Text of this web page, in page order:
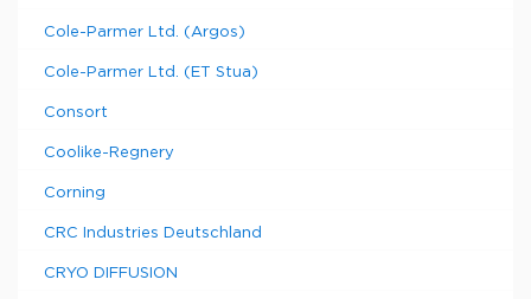
Cole-Parmer Ltd. (Argos)
Cole-Parmer Ltd. (ET Stua)
Consort
Coolike-Regnery
Corning
CRC Industries Deutschland
CRYO DIFFUSION